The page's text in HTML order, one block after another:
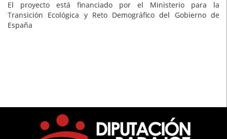
El proyecto está financiado por el Ministerio para la
Transición Ecológica y Reto Demográfico del Gobierno de
España